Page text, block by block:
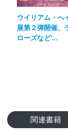
ウイリアム・へ
展第２弾開催、
ローズなど'...
関連書籍